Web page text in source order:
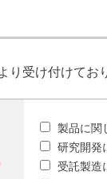
り受け付けてお
製品に関
研究開発
受託製造